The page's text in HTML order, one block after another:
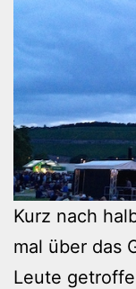
Kurz nach
mal über das
Leute